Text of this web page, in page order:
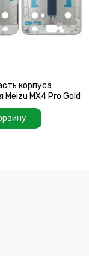
корпуса
Meizu MX4 Pro Gold